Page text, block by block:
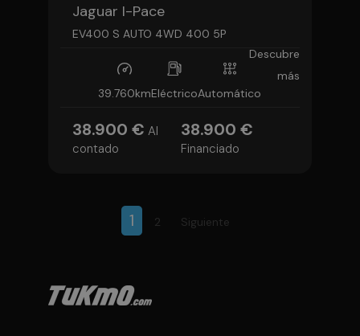
Jaguar I-Pace
EV400 S AUTO 4WD 400 5P
39.760kmEléctricoAutomático
38.900 € Al
contado
38.900 €
Financiado
Descubre
más
1 2 Siguiente